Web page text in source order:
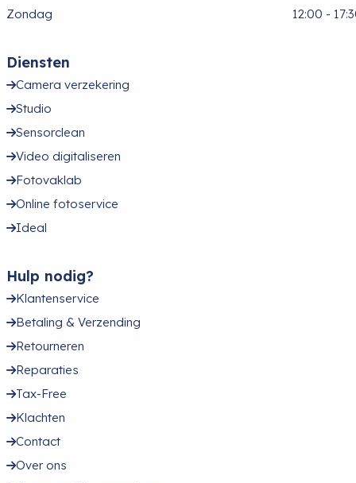
Zondag
12:00 -
Diensten
Camera verzekering
Studio
Sensorclean
Video digitaliseren
Fotovaklab
Online fotoservice
Ideal
Hulp nodig?
Klantenservice
Betaling & Verzending
Retourneren
Reparaties
Tax-Free
Klachten
Contact
Over ons